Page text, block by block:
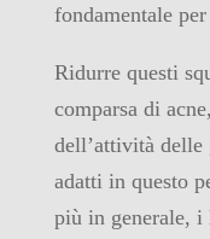
fondamentale
Ridurre questi
comparsa di
dell’attività delle
adatti in questo
più in generale, i